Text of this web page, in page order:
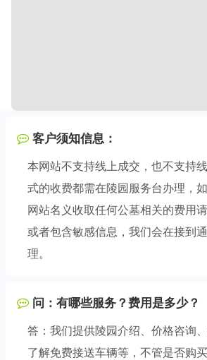
客户须知信息：
本网站不支持线上成交，也不支持
式的收费都需在陵园服务台办理，
网站名义收取任何公墓相关的费用
或者包含敏感信息，我们会在接到
理。
问：有哪些服务？费用是多少？
答：我们提供陵园介绍、价格咨询
了解免费接送车辆等，不管是否购